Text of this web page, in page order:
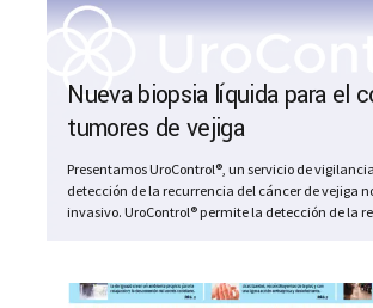
Nueva biopsia líquida para el
tumores de vejiga
Presentamos UroControl®, un servicio de
detección de la recurrencia del cáncer de vejiga
invasivo. UroControl® permite la detección de la